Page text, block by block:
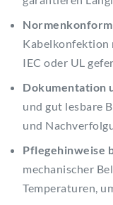
Kabelkonfektion
IEC oder UL
Dokumentation
und gut lesbare
und
Pflegehinweise
mechanischer
Temperaturen,